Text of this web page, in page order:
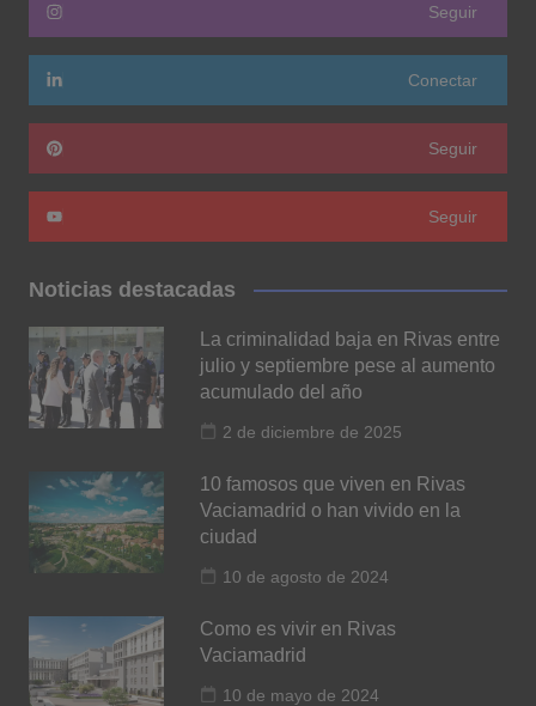
Seguir
Conectar
Seguir
Seguir
Noticias destacadas
La criminalidad baja en Rivas entre
julio y septiembre pese al aumento
acumulado del año
2 de diciembre de 2025
10 famosos que viven en Rivas
Vaciamadrid o han vivido en la
ciudad
10 de agosto de 2024
Como es vivir en Rivas
Vaciamadrid
10 de mayo de 2024